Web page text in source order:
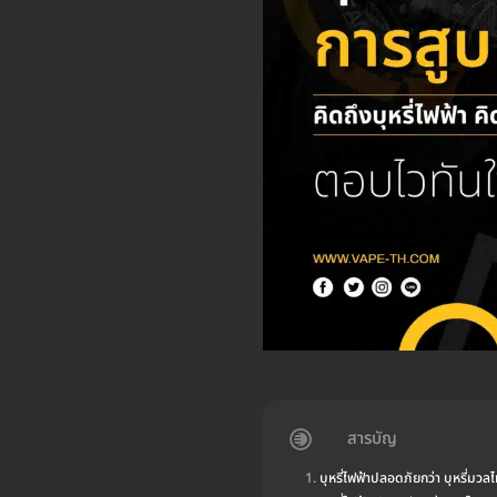
สารบัญ
บุหรี่ไฟฟ้าปลอดภัยกว่า บุหรี่มวล